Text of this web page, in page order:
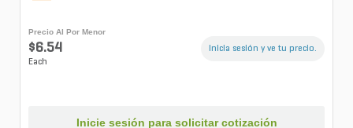
Precio Al Por Menor
$6.54
Each
Inicia sesión y ve tu precio.
Inicie sesión para solicitar cotización